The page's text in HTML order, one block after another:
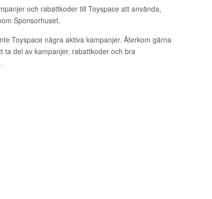
och rabattkoder till Toyspace att använda,
Sponsorhuset.
Toyspace några aktiva kampanjer. Återkom gärna
ta del av kampanjer, rabattkoder och bra